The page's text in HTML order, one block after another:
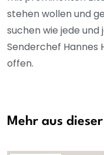
stehen wollen und
suchen wie jede
Senderchef Hannes
offen.
Mehr aus